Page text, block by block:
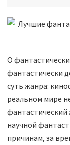
О
фантастически
суть жанра:
реальном мире
фантастический
научной
причинам, за